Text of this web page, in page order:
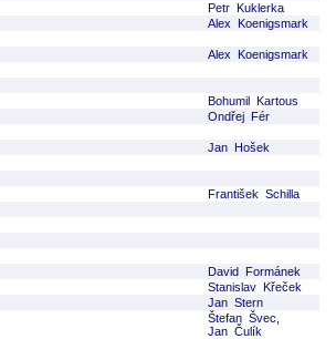
Petr Kuklerka
Alex Koenigsmark
Alex Koenigsmark
Bohumil Kartous
Ondřej Fér
Jan Hošek
František Schilla
David Formánek
Stanislav Křeček
Jan Stern
Štefan Švec,
Jan Čulík